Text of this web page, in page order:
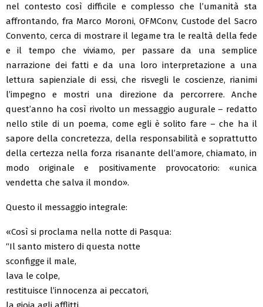
nel contesto così difficile e complesso che l’umanità sta
affrontando, fra Marco Moroni, OFMConv, Custode del Sacro
Convento, cerca di mostrare il legame tra le realtà della fede
e il tempo che viviamo, per passare da una semplice
narrazione dei fatti e da una loro interpretazione a una
lettura sapienziale di essi, che risvegli le coscienze, rianimi
l’impegno e mostri una direzione da percorrere. Anche
quest’anno ha così rivolto un messaggio augurale – redatto
nello stile di un poema, come egli è solito fare – che ha il
sapore della concretezza, della responsabilità e soprattutto
della certezza nella forza risanante dell’amore, chiamato, in
modo originale e positivamente provocatorio: «unica
vendetta che salva il mondo».
Questo il messaggio integrale:
«Così si proclama nella notte di Pasqua:
“Il santo mistero di questa notte
sconfigge il male,
lava le colpe,
restituisce l’innocenza ai peccatori,